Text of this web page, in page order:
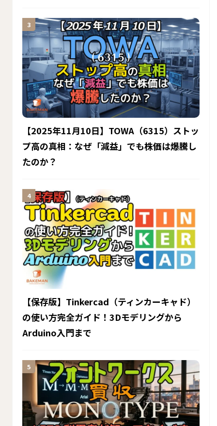
【2025年11月10日】TOWA（6315）ストッ
プ高の真相：なぜ「減益」でも株価は爆騰し
たのか？
【保存版】Tinkercad（ティンカーキャド）
の使い方完全ガイド！3Dモデリングから
Arduino入門まで